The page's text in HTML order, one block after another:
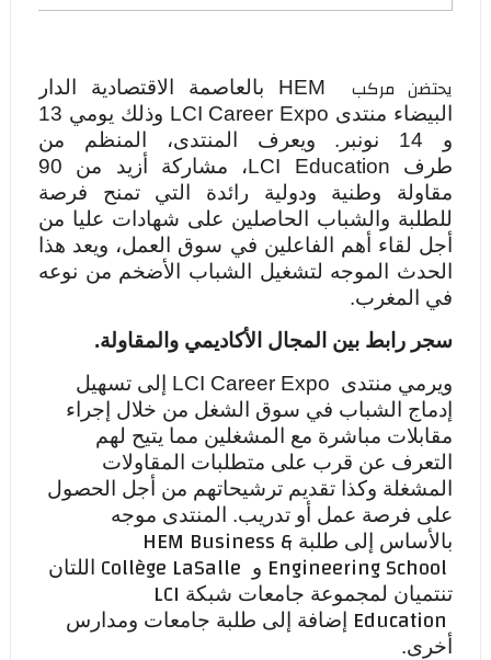
يحتضن مركب HEM بالعاصمة الاقتصادية الدار
البيضاء منتدى LCI Career Expo
وذلك يومي 13
و 14 نونبر. ويعرف المنتدى، المنظم من
طرف LCI Education
، مشاركة أزيد من 90
مقاولة وطنية ودولية رائدة التي تمنح فرصة
للطلبة والشباب الحاصلين على شهادات عليا من
أجل لقاء أهم الفاعلين في سوق العمل، ويعد هذا
الحدث الموجه لتشغيل الشباب الأضخم من نوعه
في المغرب.
سجر رابط بين المجال الأكاديمي والمقاولة.
ويرمي منتدى LCI Career Expo
إلى تسهيل
إدماج الشباب في سوق الشغل من خلال إجراء
مقابلات مباشرة مع المشغلين مما يتيح لهم
التعرف عن قرب على متطلبات المقاولات
المشغلة وكذا تقديم ترشيحاتهم من أجل الحصول
على فرصة عمل أو تدريب. المنتدى موجه
بالأساس إلى طلبة HEM Business &
Engineering School و Collège LaSalle اللتان
تنتميان لمجموعة جامعات شبكة LCI
Education إضافة إلى طلبة جامعات ومدارس
أخرى.